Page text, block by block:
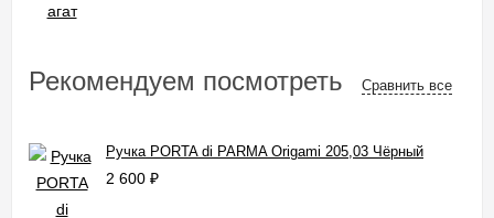
Рекомендуем посмотреть Сравнить все
Ручка PORTA di PARMA Origami 205,03 Чёрный
2 600 ₽